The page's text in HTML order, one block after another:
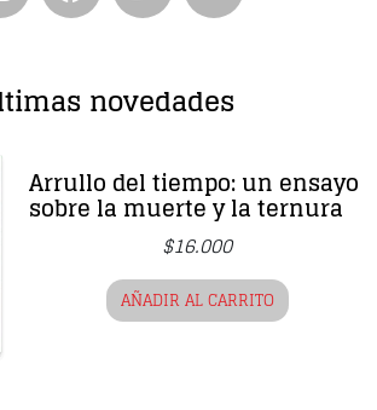
novedades
Arrullo del tiempo: un ensayo
sobre la muerte y la ternura
$16.000
AÑADIR AL CARRITO